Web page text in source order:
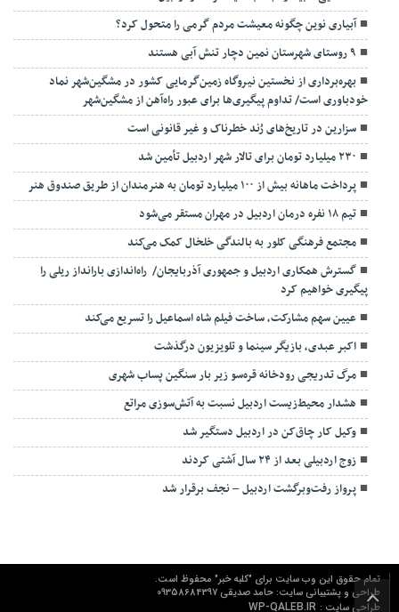
آبیاری نوین چگونه معیشت مردم گرمی را متحول کرد؟
۹ روستای شهرستان نمین دچار تنش آبی هستند
بهره‌برداری از نخستین نیروگاه زمین‌گرمایی کشور در مشگین‌شهر نماد
خودباوری است/ تداوم پیگیری‌ها برای عبور راه‌آهن از مشگین‌شهر
سزارین در تاریخ‌های رُند خطرناک و غیر قانونی است
۲۳۰ میلیارد تومان برای تالار شهر اردبیل تأمین شد
پرداخت ماهانه بیش از ۱۰۰ میلیارد تومان به هنرمندان از طریق صندوق هنر
تیم ۱۸ نفره درمان اردبیل در مهران مستقر می‌شود
مجتمع فرهنگی کلور به بالندگی خلخال کمک می‌کند
گسترش همکاری اردبیل و جمهوری آذربایجان/ راه‌اندازی بارانداز ریلی را
پیگیری خواهیم کرد
عیین سهم مشارکت، ساخت فیلم شاه‌ اسماعیل را تسریع می‌کند
اکبر عبدی، بازیگر سینما و تلویزیون درگذشت
مرگ تدریجی رودخانه قره‌سو زیر بار سنگین پساب شهری
هشدار محیط‌زیست اردبیل نسبت به آتش‌سوزی مراتع
وکیل کار چاق‌کن در اردبیل دستگیر شد
زوج اردبیلی بعد از ۲۴ سال آشتی کردند
پرواز رفت‌وبرگشت اردبیل – نجف برقرار شد
تمام حقوق این وب سایت برای "کلبه خبر" محفوظ است.
طراحی و پشتیبانی سایت: حامد صدیقی 09358684397
طراحی سایت :